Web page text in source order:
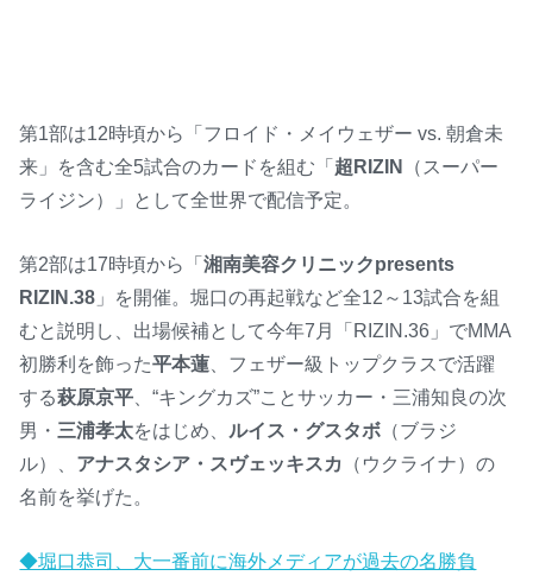
第1部は12時頃から「フロイド・メイウェザー vs. 朝倉未
来」を含む全5試合のカードを組む「超RIZIN （スーパー
ライジン）」として全世界で配信予定。
第2部は17時頃から「湘南美容クリニックpresents
RIZIN.38 」を開催。堀口の再起戦など全12～13試合を組
むと説明し、出場候補として今年7月「RIZIN.36」でMMA
初勝利を飾った平本蓮 、フェザー級トップクラスで活躍
する萩原京平 、“キングカズ”ことサッカー・三浦知良の次
男・ 三浦孝太をはじめ、 ルイス・グスタボ （ブラジ
ル）、 アナスタシア・スヴェッキスカ
（ウクライナ）の
名前を挙げた。
◆堀口恭司、大一番前に海外メディアが過去の名勝負